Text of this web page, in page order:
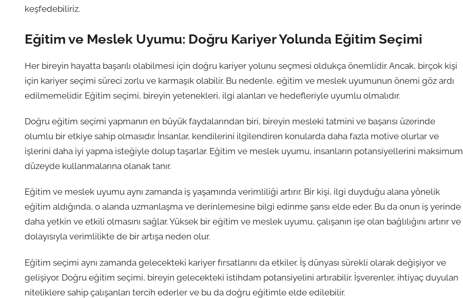
keşfedebiliriz.
Eğitim ve Meslek Uyumu: Doğru Kariyer Yolunda Eğitim Seçimi
Her bireyin hayatta başarılı olabilmesi için doğru kariyer yolunu seçmesi oldukça önemlidir. Ancak, birçok kişi
için kariyer seçimi süreci zorlu ve karmaşık olabilir. Bu nedenle, eğitim ve meslek uyumunun önemi göz ardı
edilmemelidir. Eğitim seçimi, bireyin yetenekleri, ilgi alanları ve hedefleriyle uyumlu olmalıdır.
Doğru eğitim seçimi yapmanın en büyük faydalarından biri, bireyin mesleki tatmini ve başarısı üzerinde
olumlu bir etkiye sahip olmasıdır. İnsanlar, kendilerini ilgilendiren konularda daha fazla motive olurlar ve
işlerini daha iyi yapma isteğiyle dolup taşarlar. Eğitim ve meslek uyumu, insanların potansiyellerini maksimum
düzeyde kullanmalarına olanak tanır.
Eğitim ve meslek uyumu aynı zamanda iş yaşamında verimliliği artırır. Bir kişi, ilgi duyduğu alana yönelik
eğitim aldığında, o alanda uzmanlaşma ve derinlemesine bilgi edinme şansı elde eder. Bu da onun iş yerinde
daha yetkin ve etkili olmasını sağlar. Yüksek bir eğitim ve meslek uyumu, çalışanın işe olan bağlılığını artırır ve
dolayısıyla verimlilikte de bir artışa neden olur.
Eğitim seçimi aynı zamanda gelecekteki kariyer fırsatlarını da etkiler. İş dünyası sürekli olarak değişiyor ve
gelişiyor. Doğru eğitim seçimi, bireyin gelecekteki istihdam potansiyelini artırabilir. İşverenler, ihtiyaç duyulan
niteliklere sahip çalışanları tercih ederler ve bu da doğru eğitimle elde edilebilir.